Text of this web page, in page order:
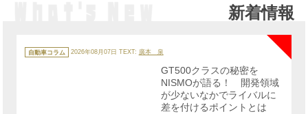
新着情報
テ
ゴ
自動車コラム 2026年08月07日 TEXT: 廣本 泉
NEW
GT500クラスの秘密を
NISMOが語る！ 開発領域
が少ないなかでライバルに
差を付けるポイントとは